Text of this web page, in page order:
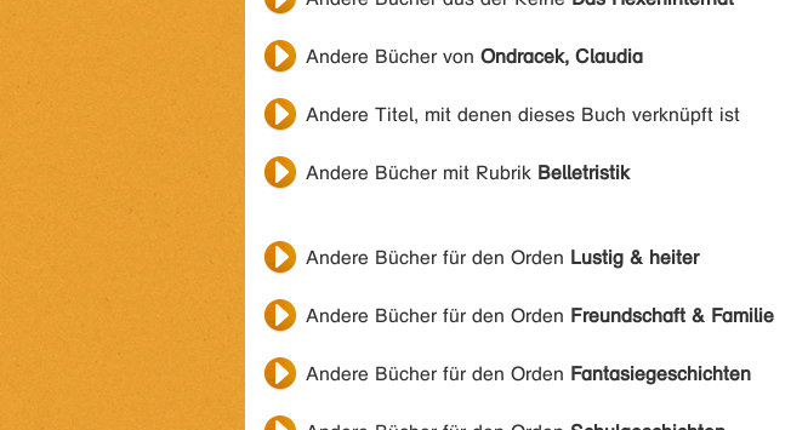
Andere Bücher von Ondracek, Claudia
Andere Titel, mit denen dieses Buch verknüpft ist
Andere Bücher mit Rubrik Belletristik
Andere Bücher für den Orden Lustig & heiter
Andere Bücher für den Orden Freundschaft & Familie
Andere Bücher für den Orden Fantasiegeschichten